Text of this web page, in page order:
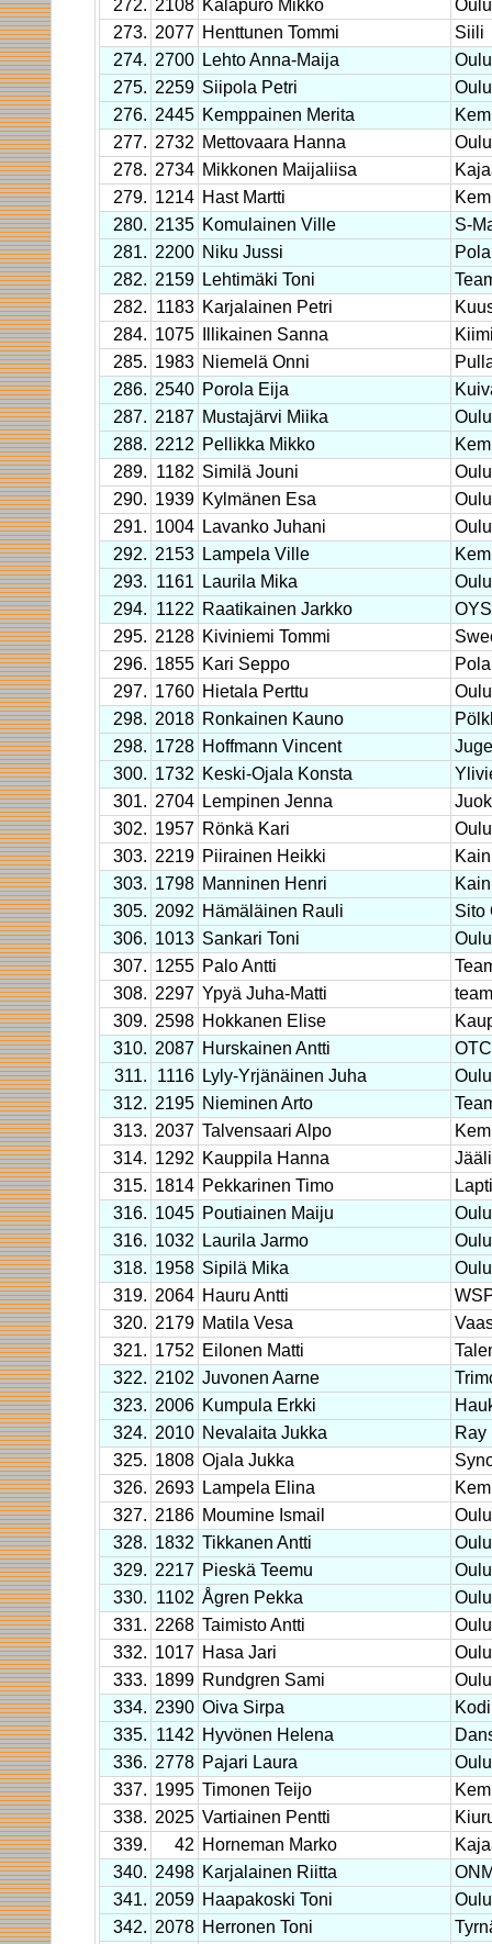
272. 2108 Kalapuro Mikko
Oulu
273. 2077 Henttunen Tommi
Siili
274. 2700 Lehto Anna-Maija
Oulu
275. 2259 Siipola Petri
276. 2445 Kemppainen Merita
277. 2732 Mettovaara Hanna
Oulu
278. 2734 Mikkonen Maijaliisa
279. 1214 Hast Martti
280. 2135 Komulainen Ville
S-
281. 2200 Niku Jussi
282. 2159 Lehtimäki Toni
282. 1183 Karjalainen Petri
284. 1075 Illikainen Sanna
285. 1983 Niemelä Onni
286. 2540 Porola Eija
287. 2187 Mustajärvi Miika
Oulu
288. 2212 Pellikka Mikko
289. 1182 Similä Jouni
Oulu
290. 1939 Kylmänen Esa
Oulu
291. 1004 Lavanko Juhani
Oulu
292. 2153 Lampela Ville
293. 1161 Laurila Mika
Oulu
294. 1122 Raatikainen Jarkko
295. 2128 Kiviniemi Tommi
296. 1855 Kari Seppo
297. 1760 Hietala Perttu
298. 2018 Ronkainen Kauno
298. 1728 Hoffmann Vincent
300. 1732 Keski-Ojala Konsta
301. 2704 Lempinen Jenna
302. 1957 Rönkä Kari
Oulu
303. 2219 Piirainen Heikki
303. 1798 Manninen Henri
305. 2092 Hämäläinen Rauli
Sito
306. 1013 Sankari Toni
Oulu
307. 1255 Palo Antti
308. 2297 Ypyä Juha-Matti
309. 2598 Hokkanen Elise
310. 2087 Hurskainen Antti
OTC
311.
1116 Lyly-Yrjänäinen Juha
Oulu
312. 2195 Nieminen Arto
313. 2037 Talvensaari Alpo
314. 1292 Kauppila Hanna
315. 1814 Pekkarinen Timo
316. 1045 Poutiainen Maiju
Oulu
316. 1032 Laurila Jarmo
318. 1958 Sipilä Mika
Oulu
319. 2064 Hauru Antti
320. 2179 Matila Vesa
321. 1752 Eilonen Matti
322. 2102 Juvonen Aarne
323. 2006 Kumpula Erkki
324. 2010 Nevalaita Jukka
Ray
325. 1808 Ojala Jukka
326. 2693 Lampela Elina
327. 2186 Moumine Ismail
328. 1832 Tikkanen Antti
329. 2217 Pieskä Teemu
Oulu
330. 1102 Ågren Pekka
Oulu
331. 2268 Taimisto Antti
Oulu
332. 1017 Hasa Jari
Oulu
333. 1899 Rundgren Sami
Oulu
334. 2390 Oiva Sirpa
335. 1142 Hyvönen Helena
336. 2778 Pajari Laura
Oulu
337. 1995 Timonen Teijo
338. 2025 Vartiainen Pentti
339.
42 Horneman Marko
340. 2498 Karjalainen Riitta
341. 2059 Haapakoski Toni
342. 2078 Herronen Toni